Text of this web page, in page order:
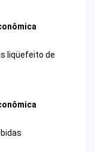
liqüefeito de